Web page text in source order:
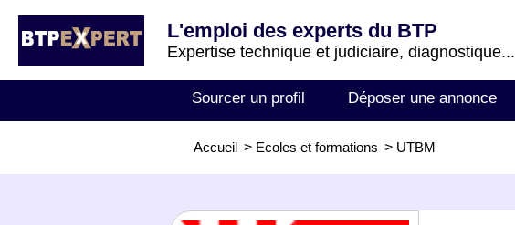
L'emploi des experts du BTP
Expertise technique et judiciaire, diagnostique...
Sourcer un profil Déposer une annonce
Accueil > Ecoles et formations > UTBM